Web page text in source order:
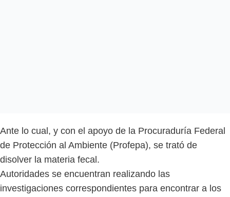
Ante lo cual, y con el apoyo de la Procuraduría Federal
de Protección al Ambiente (Profepa), se trató de
disolver la materia fecal.
Autoridades se encuentran realizando las
investigaciones correspondientes para encontrar a los